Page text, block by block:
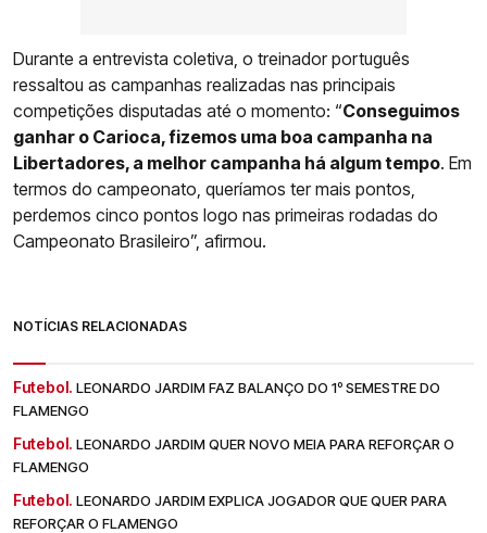
Durante a entrevista coletiva, o treinador português
ressaltou as campanhas realizadas nas principais
competições disputadas até o momento: “Conseguimos
ganhar o Carioca, fizemos uma boa campanha na
Libertadores, a melhor campanha há algum tempo. Em
termos do campeonato, queríamos ter mais pontos,
perdemos cinco pontos logo nas primeiras rodadas do
Campeonato Brasileiro”, afirmou.
NOTÍCIAS RELACIONADAS
Futebol. LEONARDO JARDIM FAZ BALANÇO DO 1º SEMESTRE DO
FLAMENGO
Futebol. LEONARDO JARDIM QUER NOVO MEIA PARA REFORÇAR O
FLAMENGO
Futebol. LEONARDO JARDIM EXPLICA JOGADOR QUE QUER PARA
REFORÇAR O FLAMENGO